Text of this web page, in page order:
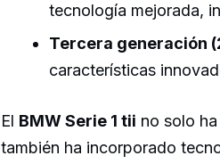
tecnología mejorada,
Tercera generación
características
El BMW Serie 1 tii no solo
también ha incorporado